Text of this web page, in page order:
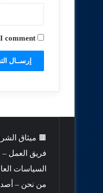
comment.
🟫 ميثاق
فريق العمل –
السياسات
من نحن –